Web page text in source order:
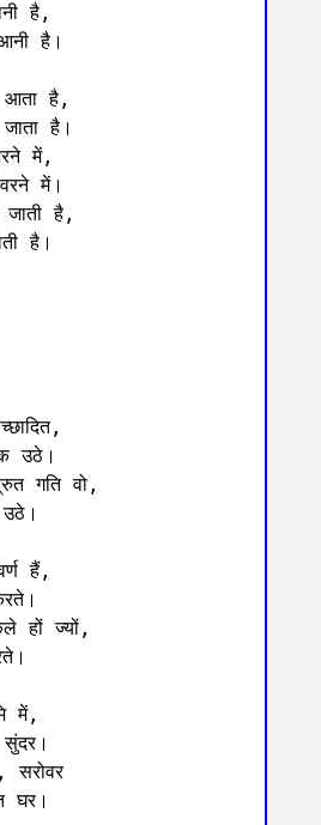
है,
है।
है,
है।
में,
में।
है,
है।
उठे।
गति वो,
हैं,
हों ज्यों,
में,
घर।